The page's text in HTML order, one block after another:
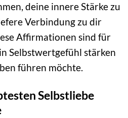
deine innere Stärke zu
Verbindung zu dir
Affirmationen sind für
Selbstwertgefühl stärken
führen möchte.
Selbstliebe